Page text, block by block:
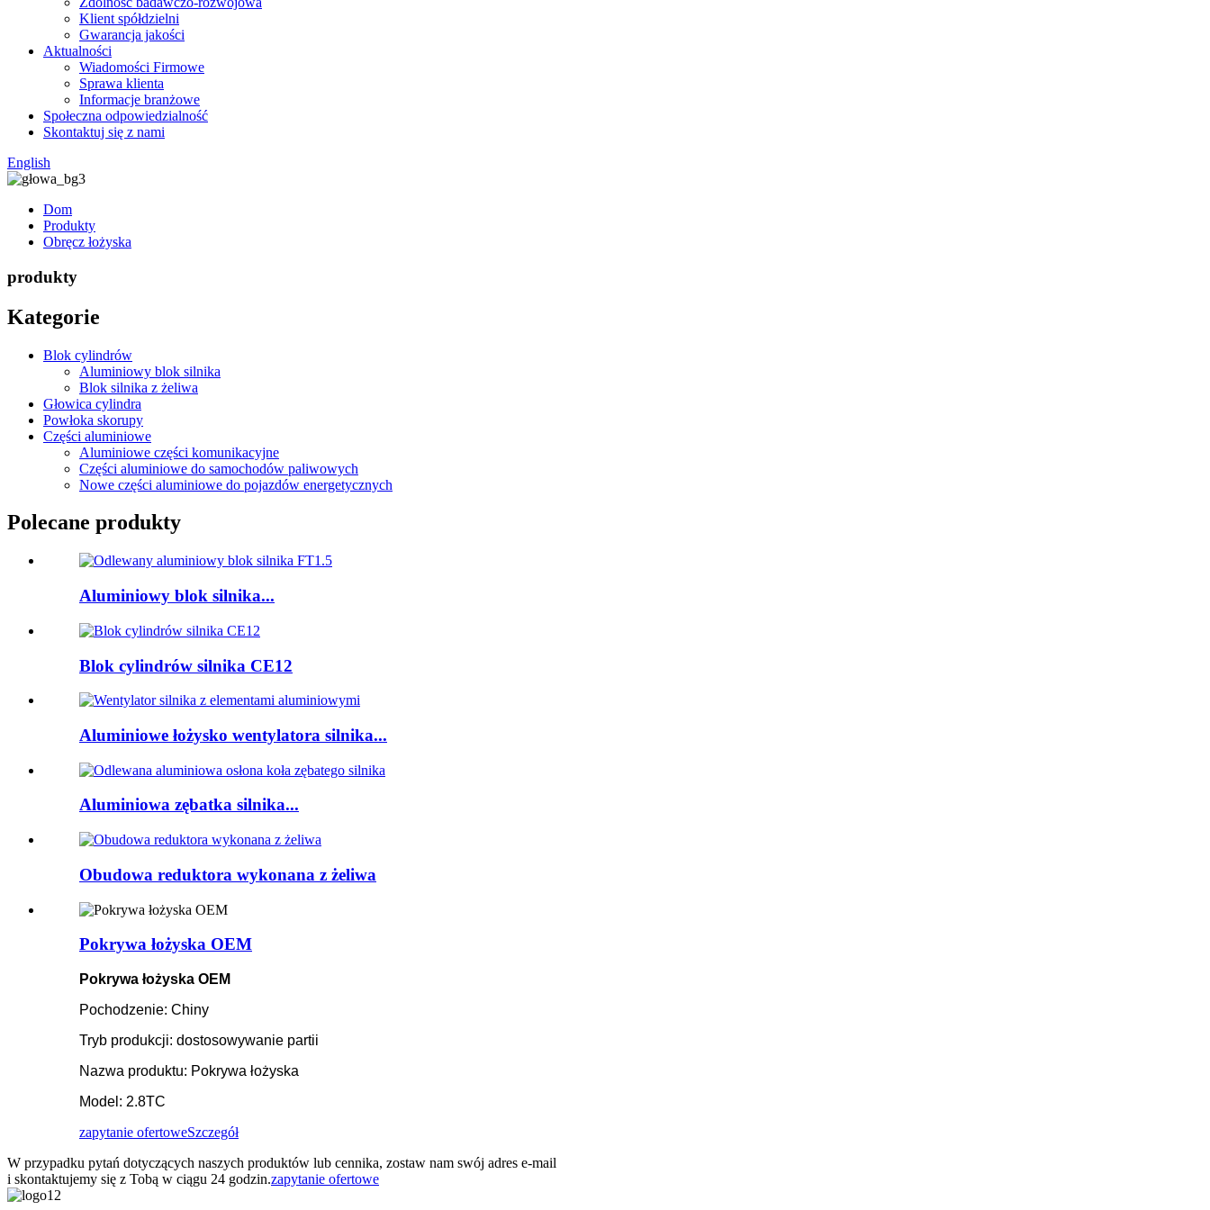
Klient spółdzielni
Gwarancja jakości
Aktualności
Wiadomości Firmowe
Sprawa klienta
Informacje branżowe
Społeczna odpowiedzialność
Skontaktuj się z nami
English
Dom
Produkty
Obręcz łożyska
produkty
Kategorie
Blok cylindrów
Aluminiowy blok silnika
Blok silnika z żeliwa
Głowica cylindra
Powłoka skorupy
Części aluminiowe
Aluminiowe części komunikacyjne
Części aluminiowe do samochodów paliwowych
Nowe części aluminiowe do pojazdów energetycznych
Polecane produkty
Aluminiowy blok silnika...
Blok cylindrów silnika CE12
Aluminiowe łożysko wentylatora silnika...
Aluminiowa zębatka silnika...
Obudowa reduktora wykonana z żeliwa
Pokrywa łożyska OEM
Pokrywa łożyska OEM
Pochodzenie: Chiny
Tryb produkcji: dostosowywanie partii
Nazwa produktu: Pokrywa łożyska
Model: 2.8TC
zapytanie ofertoweSzczegół
W przypadku pytań dotyczących naszych produktów lub cennika, zostaw nam swój adres e-mail
i skontaktujemy się z Tobą w ciągu 24 godzin.zapytanie ofertowe